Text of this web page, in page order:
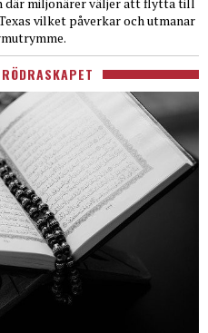
vilket påverkar och utmanar